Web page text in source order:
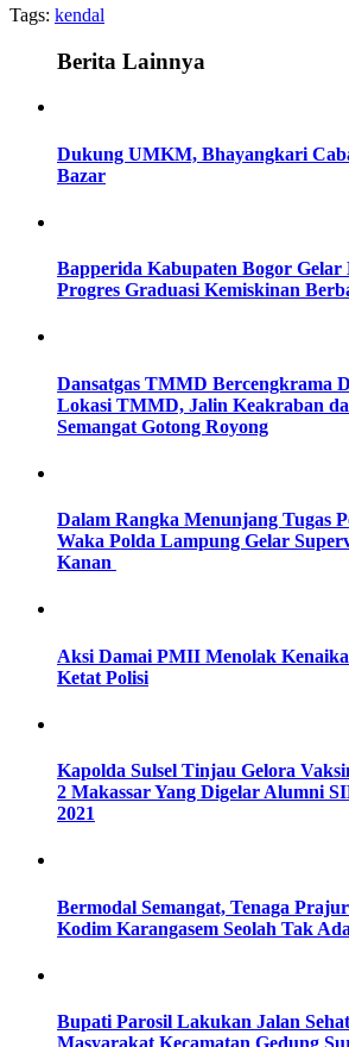
Tags: kendal
Berita Lainnya
Dukung UMKM, Bhayangkari
Bazar
Bapperida Kabupaten Bogor
Progres Graduasi Kemiskinan
Dansatgas TMMD Bercengkrama
Lokasi TMMD, Jalin Keakraban
Semangat Gotong Royong
Dalam Rangka Menunjang Tugas
Waka Polda Lampung Gelar
Kanan
Aksi Damai PMII Menolak
Ketat Polisi
Kapolda Sulsel Tinjau Gelora
2 Makassar Yang Digelar Alumni
2021
Bermodal Semangat, Tenaga
Kodim Karangasem Seolah Tak
Bupati Parosil Lakukan Jalan